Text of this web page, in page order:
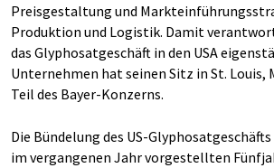
Preisgestaltung und
Produktion und Logistik. Damit
das Glyphosatgeschäft in den USA
Unternehmen hat seinen Sitz in St. Louis,
Teil des Bayer-Konzerns.
Die Bündelung des US-
im vergangenen Jahr vorgestellten